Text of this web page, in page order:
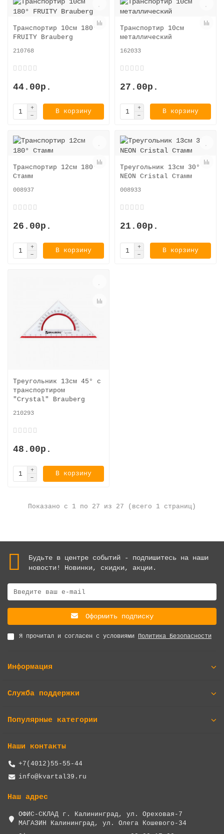
Транспортир 10см 180°
FRUITY Brauberg
210768
44.00р.
В корзину
Транспортир 10см
металлический
162033
27.00р.
В корзину
Транспортир 12см 180°
Стамм
008937
26.00р.
В корзину
Треугольник 13см 30°
NEON Cristal Стамм
008933
21.00р.
В корзину
Треугольник 13см 45° с
транспортиром
"Crystal" Brauberg
210293
48.00р.
В корзину
Показано с 1 по 27 из 27 (всего 1 страниц)
Будьте в центре событий - подпишитесь на наши
новости! Новинки, скидки, акции.
Оформить подписку
Я прочитал и согласен с условиями Политика Безопасности
Информация
Служба поддержки
Популярные категории
Наши контакты
+7(4012)55-55-44
info@kvartal39.ru
Наш адрес
ОФИС-СКЛАД г. Калининград, ул. Ореховая-7
МАГАЗИН Калининград, ул. Олега Кошевого-34